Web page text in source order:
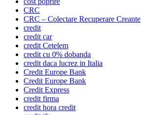
CRC
CRC – Colectare Recuperare Creante
credit
credit car
credit Cetelem
credit cu 0% dobanda
credit daca lucrez in Italia
Credit Europe Bank
Credit Europe Bank
Credit Express
credit firma
credit hora credit